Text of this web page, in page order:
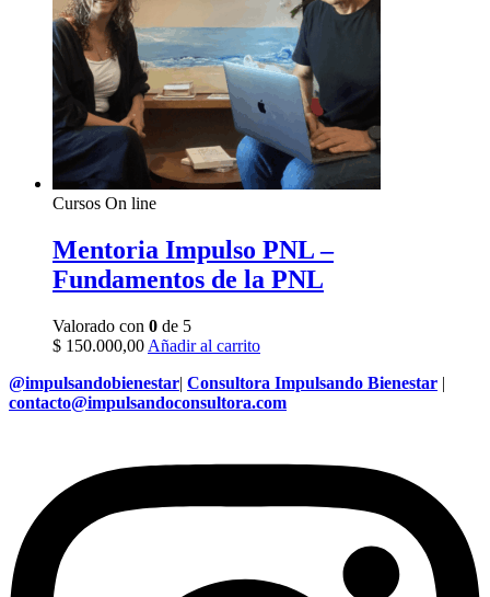
Cursos On line
Mentoria Impulso PNL –
Fundamentos de la PNL
Valorado con 0 de 5
$ 150.000,00 Añadir al carrito
@impulsandobienestar| Consultora Impulsando Bienestar |
contacto@impulsandoconsultora.com